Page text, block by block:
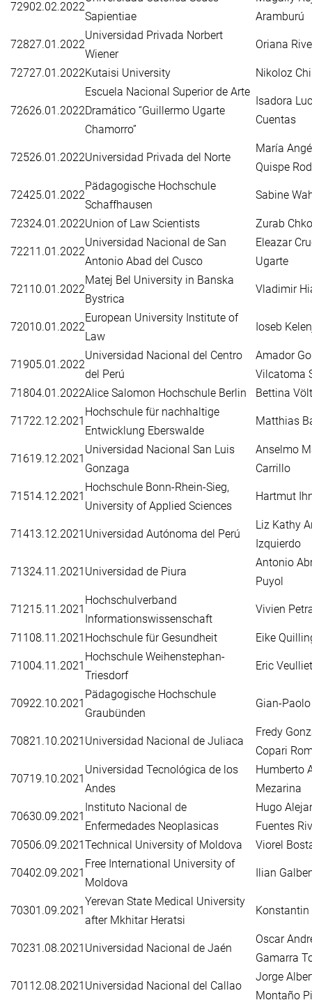
72902.02.2022
Sapientiae
Aramburú
72827.01.2022
Universidad Privada Norbert
Wiener
Oriana
72727.01.2022Kutaisi University Nikoloz
72626.01.2022
Escuela Nacional Superior de Arte
Dramático “Guillermo Ugarte
Chamorro”
Isadora
Cuentas
72526.01.2022Universidad Privada del Norte
María
Quispe
72425.01.2022
Pädagogische Hochschule
Schaffhausen
Sabine
72324.01.2022Union of Law Scientists Zurab
72211.01.2022
Universidad Nacional de San
Antonio Abad del Cusco
Eleazar
Ugarte
721 10.01.2022
Matej Bel University in Banska
Bystrica
Vladimir
72010.01.2022
European University Institute of
Law
Ioseb
71905.01.2022
Universidad Nacional del Centro
del Perú
Amador
Vilcatoma
71804.01.2022Alice Salomon Hochschule Berlin Bettina
71722.12.2021
Hochschule für nachhaltige
Entwicklung Eberswalde
Matthias
71619.12.2021
Universidad Nacional San Luis
Gonzaga
Anselmo
Carrillo
71514.12.2021
Hochschule Bonn-Rhein-Sieg,
University of Applied Sciences
Hartmut
71413.12.2021 Universidad Autónoma del Perú
Liz Kathy
Izquierdo
71324.11.2021 Universidad de Piura
Antonio
Puyol
71215.11.2021
Hochschulverband
Informationswissenschaft
Vivien
711 08.11.2021 Hochschule für Gesundheit Eike
71004.11.2021
Hochschule Weihenstephan-
Triesdorf
Eric Veulliet
70922.10.2021
Pädagogische Hochschule
Graubünden
Gian-
70821.10.2021 Universidad Nacional de Juliaca
Fredy
Copari
70719.10.2021
Universidad Tecnológica de los
Andes
Humberto
Mezarina
70630.09.2021
Instituto Nacional de
Enfermedades Neoplasicas
Hugo
Fuentes
70506.09.2021 Technical University of Moldova Viorel
70402.09.2021
Free International University of
Moldova
Ilian
70301.09.2021
Yerevan State Medical University
after Mkhitar Heratsi
Konstantin
70231.08.2021 Universidad Nacional de Jaén
Oscar
Gamarra
701 12.08.2021 Universidad Nacional del Callao
Jorge
Montaño